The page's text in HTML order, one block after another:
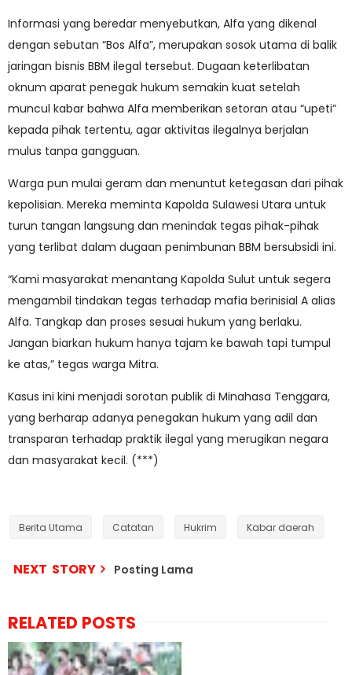
Informasi yang beredar menyebutkan, Alfa yang dikenal
dengan sebutan “Bos Alfa”, merupakan sosok utama di balik
jaringan bisnis BBM ilegal tersebut. Dugaan keterlibatan
oknum aparat penegak hukum semakin kuat setelah
muncul kabar bahwa Alfa memberikan setoran atau “upeti”
kepada pihak tertentu, agar aktivitas ilegalnya berjalan
mulus tanpa gangguan.
Warga pun mulai geram dan menuntut ketegasan dari pihak
kepolisian. Mereka meminta Kapolda Sulawesi Utara untuk
turun tangan langsung dan menindak tegas pihak-pihak
yang terlibat dalam dugaan penimbunan BBM bersubsidi ini.
“Kami masyarakat menantang Kapolda Sulut untuk segera
mengambil tindakan tegas terhadap mafia berinisial A alias
Alfa. Tangkap dan proses sesuai hukum yang berlaku.
Jangan biarkan hukum hanya tajam ke bawah tapi tumpul
ke atas,” tegas warga Mitra.
Kasus ini kini menjadi sorotan publik di Minahasa Tenggara,
yang berharap adanya penegakan hukum yang adil dan
transparan terhadap praktik ilegal yang merugikan negara
dan masyarakat kecil. (***)
Berita Utama Catatan Hukrim Kabar daerah
NEXT STORY Posting Lama
RELATED POSTS